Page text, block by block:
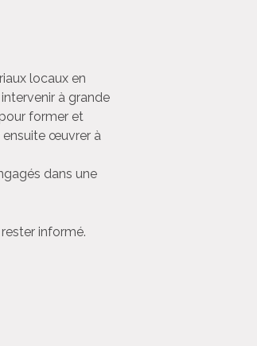
locaux en
à grande
former et
ensuite œuvrer à
dans une
informé.